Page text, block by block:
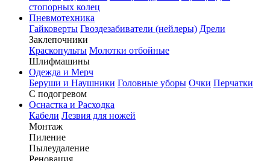
стопорных колец
Пневмотехника
Гайковерты Гвоздезабиватели (нейлеры) Дрели
Заклепочники
Краскопульты Молотки отбойные
Шлифмашины
Одежда и Мерч
Беруши и Наушники Головные уборы Очки Перчатки
С подогревом
Оснастка и Расходка
Кабели Лезвия для ножей
Монтаж
Пиление
Пылеудаление
Реновация